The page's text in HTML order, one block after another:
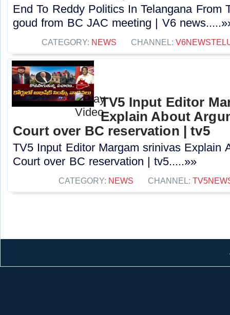
End To Reddy Politics In Telangana From
goud from BC JAC meeting | V6
CATEGORY: NEWS CHANNEL:
TV5 Input Editor
Explain About
Court over BC reservation | tv5
TV5 Input Editor Margam srinivas Explain
Court over BC reservation | tv5.....»»
CATEGORY: NEWS CHANNEL: